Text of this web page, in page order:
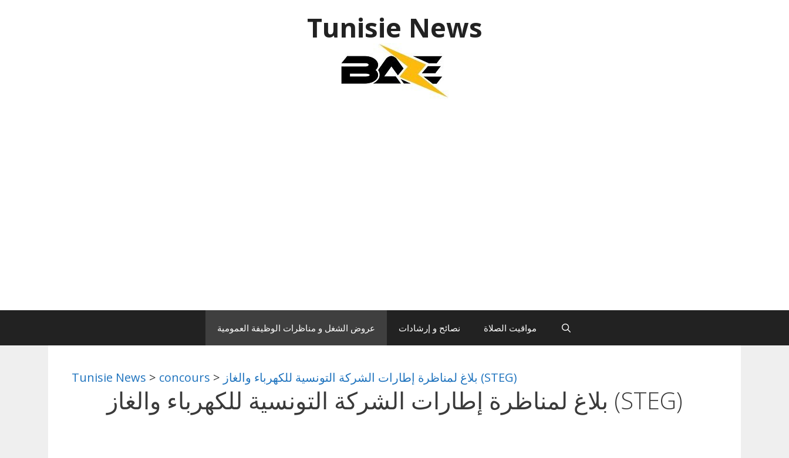
Tunisie News
عروض الشغل و مناظرات الوظيفة العمومية نصائح و إرشادات مواقيت الصلاة
Tunisie News > concours > بلاغ لمناظرة إطارات الشركة التونسية للكهرباء والغاز (STEG)
بلاغ لمناظرة إطارات الشركة التونسية للكهرباء والغاز (STEG)